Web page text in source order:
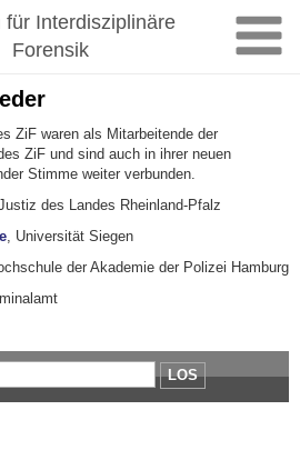
für Interdisziplinäre
Forensik
ZiF waren als Mitarbeitende der
ZiF und sind auch in ihrer neuen
Stimme weiter verbunden.
des Landes Rheinland-Pfalz
, Universität Siegen
der Akademie der Polizei Hamburg
LOS